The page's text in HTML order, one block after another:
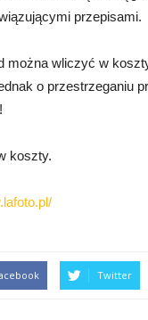
przepisami.
można wliczyć w
o przestrzeganiu
koszty.
Twitter